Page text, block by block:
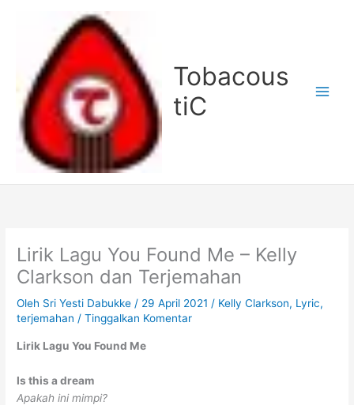
Tobacous
tiC
Lirik Lagu You Found Me – Kelly
Clarkson dan Terjemahan
Oleh Sri Yesti Dabukke / 29 April 2021 / Kelly Clarkson, Lyric,
terjemahan /Tinggalkan Komentar
Lirik Lagu You Found Me
Is this a dream
Apakah ini mimpi?